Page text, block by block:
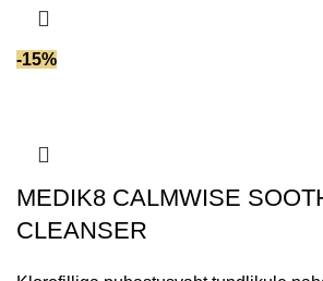
-15%
MEDIK8 CALMWISE
CLEANSER